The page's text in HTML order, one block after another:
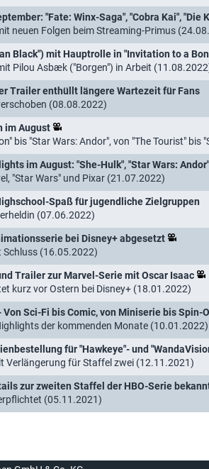
"Fate: Winx-Saga", "Cobra Kai", "Die
neuen Folgen beim Streaming-Primus
Black") mit Hauptrolle in "Invitation to a
Pilou Asbæk ("Borgen") in Arbeit
Trailer enthüllt längere Wartezeit für Fans
(08.08.2022)
im August
bis "Star Wars: Andor", von "The Tourist" bis
im August: "She-Hulk", "Star Wars:
"Star Wars" und Pixar (21.07.2022)
Spaß für jugendliche Zielgruppen
(07.06.2022)
bei Disney+ abgesetzt
Schluss (16.05.2022)
Trailer zur Marvel-Serie mit Oscar Isaac
kurz vor Ostern bei Disney+ (18.01.2022)
Von Sci-Fi bis Comic, von Miniserie bis Spin-
der kommenden Monate (10.01.2022)
für "Hawkeye"- und
Verlängerung für Staffel zwei (12.11.2021)
zur zweiten Staffel der HBO-Serie
(05.11.2021)